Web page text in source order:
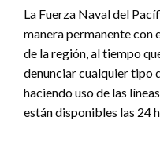
La Fuerza Naval del
manera permanente con
de la región, al tiempo
denunciar cualquier tipo
haciendo uso de las
están disponibles las 24